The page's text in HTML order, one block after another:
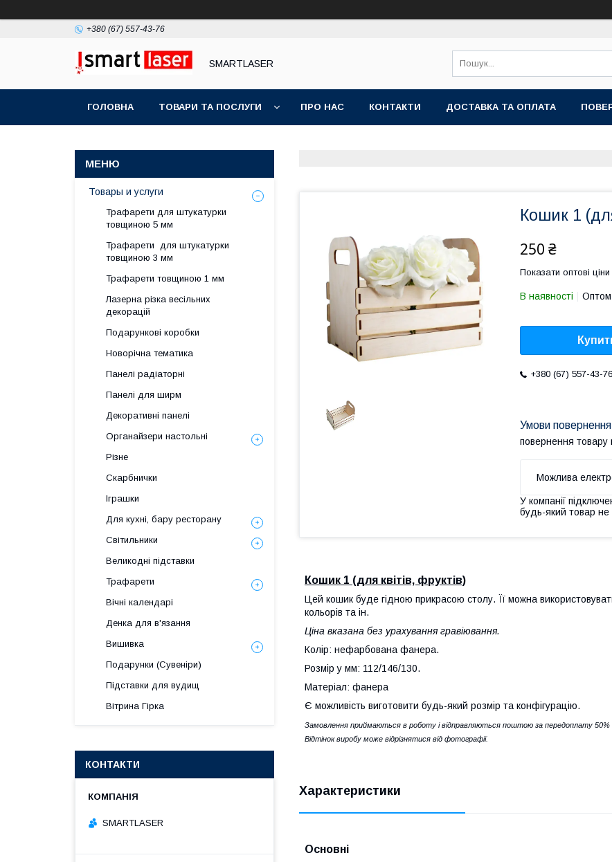
+380 (67) 557-43-76
SMARTLASER
ГОЛОВНА ТОВАРИ ТА ПОСЛУГИ ПРО НАС КОНТАКТИ ДОСТАВКА ТА ОПЛАТА
Кошик 1
250 ₴
Показати оптові ціни
В наявності Оптом
+380 (67) 557-43-76
повернення товару
У компанії
будь-який товар
Кошик 1 (для квітів, фруктів)
Цей кошик буде гідною прикрасою столу. Її можна
кольорів та ін.
Ціна вказана без урахування гравіювання.
Колір: нефарбована фанера.
Розмір у мм: 112/146/130.
Матеріал: фанера
Є можливість виготовити будь-який розмір та конфігурацію.
Замовлення приймаються в роботу і відправляються поштою за передоплату 50%
Відтінок виробу може відрізнятися від фотографії.
Характеристики
Основні
Товары и услуги
Трафарети для штукатурки
товщиною 5 мм
Трафарети для штукатурки
товщиною 3 мм
Трафарети товщиною 1 мм
Лазерна різка весільних
декорацій
Подарункові коробки
Новорічна тематика
Панелі радіаторні
Панелі для ширм
Декоративні панелі
Органайзери настольні
Різне
Скарбнички
Іграшки
Для кухні, бару ресторану
Світильники
Великодні підставки
Трафарети
Вічні календарі
Денка для в'язання
Вишивка
Подарунки (Сувеніри)
Підставки для вудищ
Вітрина Гірка
КОНТАКТИ
SMARTLASER